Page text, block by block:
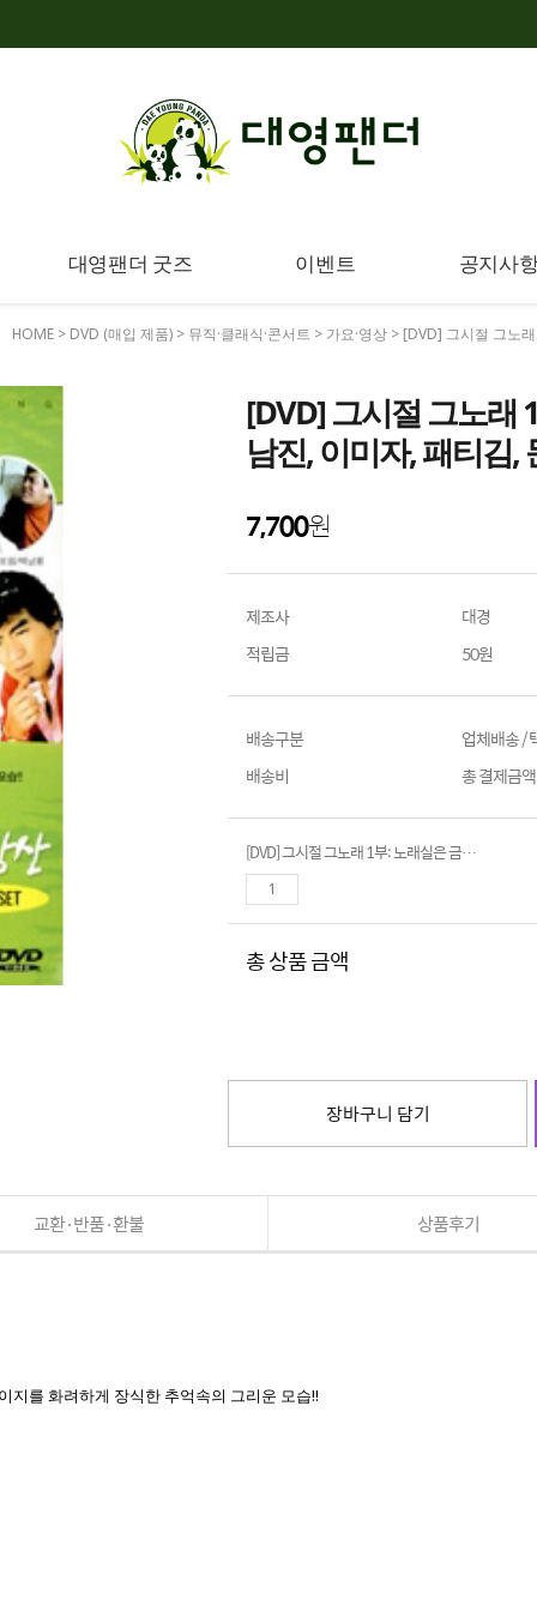
대영팬더 굿즈 이벤트 공지사
HOME > DVD (매입 제품) > 뮤직·클래식·콘서트 > 가요·영상 > [DVD] 그시절 그노
[DVD] 그시절 그노래
남진, 이미자, 패티김,
7,700원
제조사
대경
적립금
50원
배송구분
업체배송 /
배송비
총 결제금
[DVD] 그시절 그노래 1부: 노래실은 금수강산- 나훈아, 남진, 이미자, 패티김, 문주란, 하춘화...
총 상품 금액
장바구니 담기
교환·반품·환불 상품후기
지를 화려하게 장식한 추억속의 그리운 모습!!